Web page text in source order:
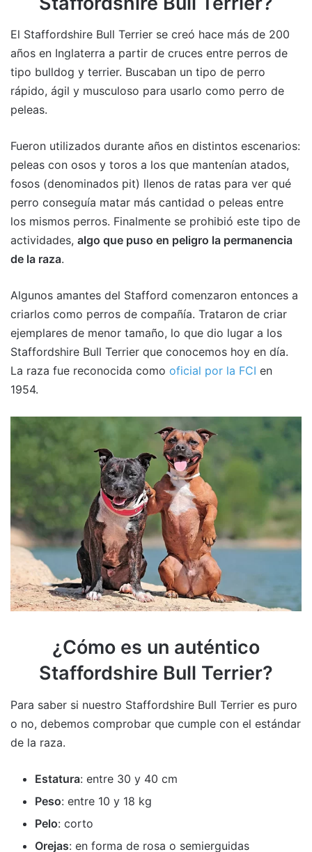
El Staffordshire Bull Terrier se creó hace más de 200
años en Inglaterra a partir de cruces entre perros de
tipo bulldog y terrier. Buscaban un tipo de perro
rápido, ágil y musculoso para usarlo como perro de
peleas.
Fueron utilizados durante años en distintos escenarios:
peleas con osos y toros a los que mantenían atados,
fosos (denominados pit) llenos de ratas para ver qué
perro conseguía matar más cantidad o peleas entre
los mismos perros. Finalmente se prohibió este tipo de
actividades, algo que puso en peligro la permanencia
de la raza.
Algunos amantes del Stafford comenzaron entonces a
criarlos como perros de compañía. Trataron de criar
ejemplares de menor tamaño, lo que dio lugar a los
Staffordshire Bull Terrier que conocemos hoy en día.
La raza fue reconocida como oficial por la FCI en
1954.
¿Cómo es un auténtico
Staffordshire Bull Terrier?
Para saber si nuestro Staffordshire Bull Terrier es puro
o no, debemos comprobar que cumple con el estándar
de la raza.
Estatura: entre 30 y 40 cm
Peso: entre 10 y 18 kg
Pelo: corto
Orejas: en forma de rosa o semierguidas